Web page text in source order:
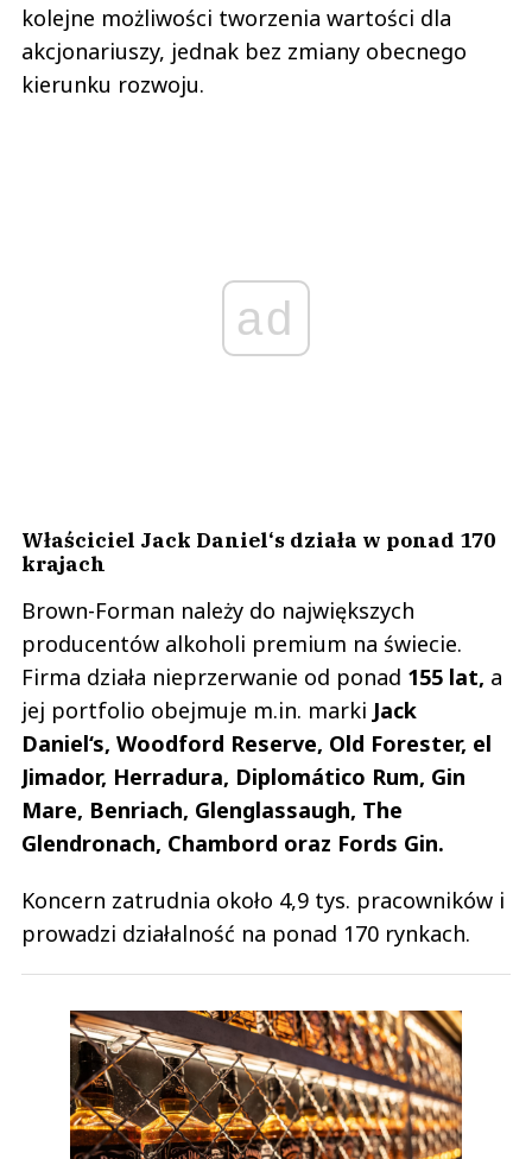
kolejne możliwości tworzenia wartości dla
akcjonariuszy, jednak bez zmiany obecnego
kierunku rozwoju.
ad
Właściciel Jack Daniel‘s działa w ponad 170
krajach
Brown-Forman należy do największych
producentów alkoholi premium na świecie.
Firma działa nieprzerwanie od ponad 155 lat, a
jej portfolio obejmuje m.in. marki Jack
Daniel‘s, Woodford Reserve, Old Forester, el
Jimador, Herradura, Diplomático Rum, Gin
Mare, Benriach, Glenglassaugh, The
Glendronach, Chambord oraz Fords Gin.
Koncern zatrudnia około 4,9 tys. pracowników i
prowadzi działalność na ponad 170 rynkach.